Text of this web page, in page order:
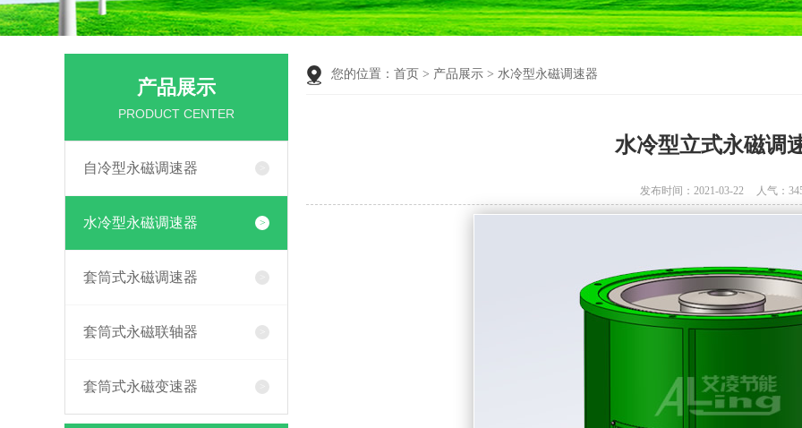
产品展示
PRODUCT CENTER
自冷型永磁调速器
水冷型永磁调速器
套筒式永磁调速器
套筒式永磁联轴器
套筒式永磁变速器
您的位置： 首页 > 产品展示 > 水冷型永磁调速器
水冷型立式永磁调
发布时间：2021-03-22 人气：